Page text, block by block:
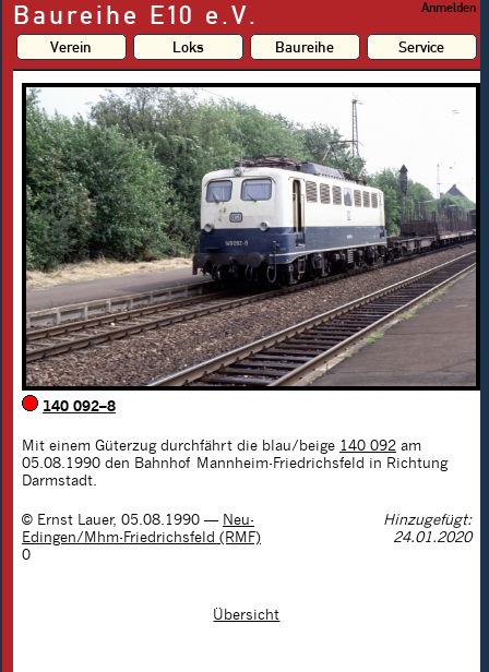
Baureihe E10 e.V. Anmelden
Verein Loks Baureihe Service
140 092–8
Mit einem Güterzug durchfährt die blau/beige 140 092 am
05.08.1990 den Bahnhof Mannheim-Friedrichsfeld in Richtung
Darmstadt.
© Ernst Lauer, 05.08.1990 — Neu-
Edingen/Mhm-Friedrichsfeld (RMF)
Hinzugefügt:
24.01.2020
0
Übersicht